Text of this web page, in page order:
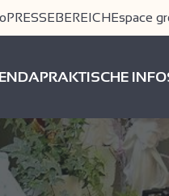
PRESSEBEREICHEspace
PRAKTISCHE